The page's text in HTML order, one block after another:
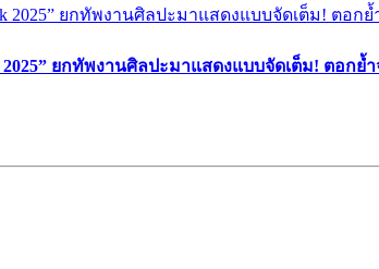
ยกทัพงานศิลปะมาแสดงแบบจัดเต็ม! ตอกย้ำ